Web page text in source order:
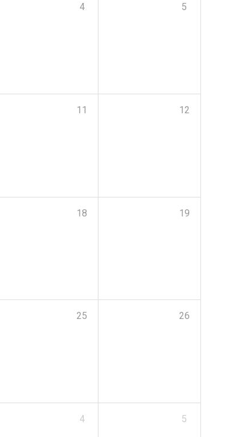
4 5
11 12
18 19
25 26
4 5